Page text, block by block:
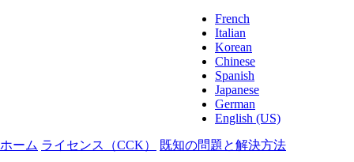
French
Italian
Korean
Chinese
Spanish
Japanese
German
English (US)
ホーム ライセンス（CCK） 既知の問題と解決方法